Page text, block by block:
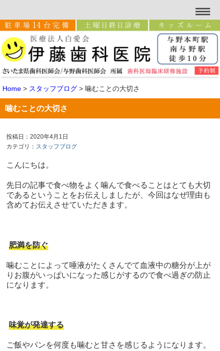
Home > スタッフブログ > 噛むことの大切さ
噛むことの大切さ
投稿日：2020年4月1日
カテゴリ： スタッフブログ
こんにちは。
先日の記事で食べ物をよく噛んで食べることはとても大切
であるということをお伝えしましたが、今回はなぜ理由も
含めてお伝えさせていただきます。
肥満を防ぐ
噛むことによって唾液がたくさんでて血液中の糖分が上が
りお腹がいっぱいになった感じがするので食べ過ぎの防止
になります。
味覚が発達する
ご飯やパンを何度も噛むと甘さを感じるようになります。